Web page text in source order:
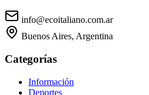
info@ecoitaliano.com.ar
Buenos Aires, Argentina
Categorías
Información
Deportes